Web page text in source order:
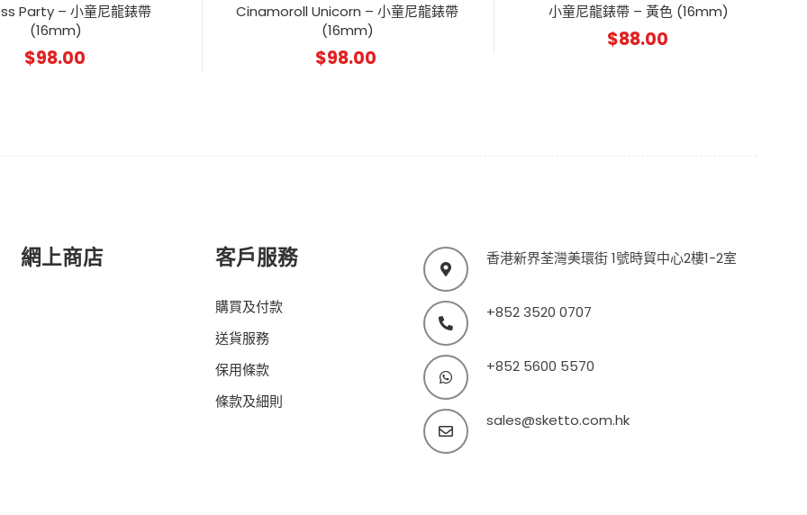
Party – 小童尼龍錶帶
(16mm)
$98.00
Cinamoroll Unicorn – 小童尼龍錶帶
(16mm)
$98.00
小童尼龍錶帶 – 黃色 (16mm)
$88.00
網上商店 客戶服務
購買及付款
送貨服務
保用條款
條款及細則
香港新界荃灣美環街 1號時貿中心2樓1-2室
+852 3520 0707
+852 5600 5570
sales@sketto.com.hk